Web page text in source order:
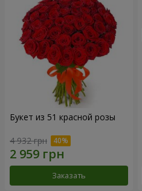
Букет из 51 красной розы
4 932 грн
Заказать